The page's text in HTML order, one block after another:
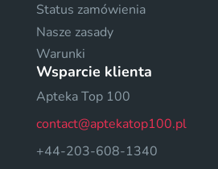
Status zamówienia
Nasze zasady
Warunki
Wsparcie klienta
Apteka Top 100
contact@aptekatop100.pl
+44-203-608-1340